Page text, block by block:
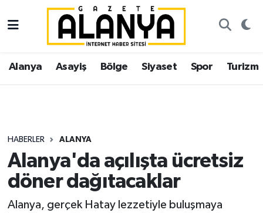
Alanya Asayiş Bölge Siyaset Spor Turizm
HABERLER ALANYA
Alanya'da açılışta ücretsiz
döner dağıtacaklar
Alanya, gerçek Hatay lezzetiyle buluşmaya
Alanya
Asayiş
Siyaset
Spor
İstanbul Nöbetçi Eczaneler
İstanbul Hava Durumu
Süper Lig Puan Durumu ve Fikstür
Tüm Manşetler
Son Dakika Haberleri